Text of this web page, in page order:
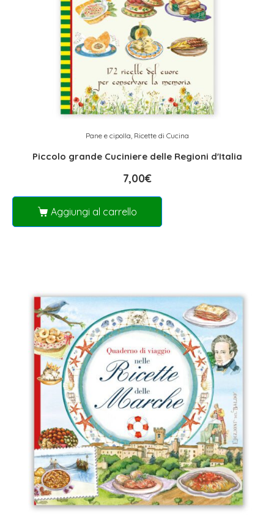
Pane e cipolla Ricette di Cucina
Piccolo grande Cuciniere delle Regioni d'Italia
7,00€
Aggiungi al carrello